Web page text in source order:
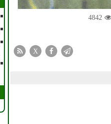
4842
X